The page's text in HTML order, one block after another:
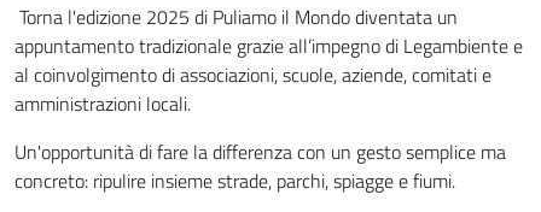
Torna l'edizione 2025 di Puliamo il Mondo diventata un
appuntamento tradizionale grazie all’impegno di Legambiente e
al coinvolgimento di associazioni, scuole, aziende, comitati e
amministrazioni locali.
Un'opportunità di fare la differenza con un gesto semplice ma
concreto: ripulire insieme strade, parchi, spiagge e fiumi.